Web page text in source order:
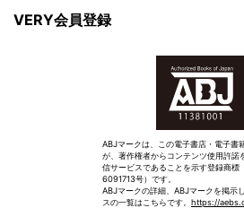
VERY会員登録
ABJマークは、この電子書店・電子書
が、著作権者からコンテンツ使用許諾
信サービスであることを示す登録商標
6091713号）です。
ABJマークの詳細、ABJマークを掲示
スの一覧はこちらです。 https://